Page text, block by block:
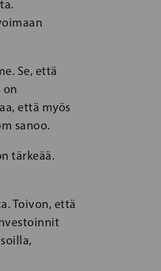
Se, että
että myös
sanoo.
tärkeää.
Toivon, että